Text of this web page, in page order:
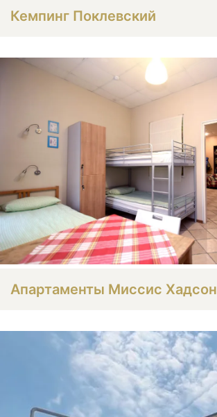
Кемпинг Поклевский
Апартаменты Миссис Хадсон